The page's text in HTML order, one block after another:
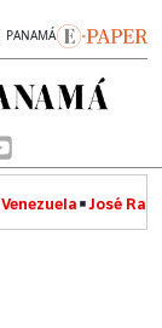
Venezuela José